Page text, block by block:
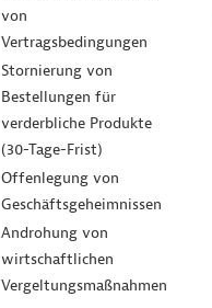
von
Vertragsbedingungen
Stornierung von
Bestellungen für
verderbliche Produkte
(30-Tage-Frist)
Offenlegung von
Geschäftsgeheimnissen
Androhung von
wirtschaftlichen
Vergeltungsmaßnahmen